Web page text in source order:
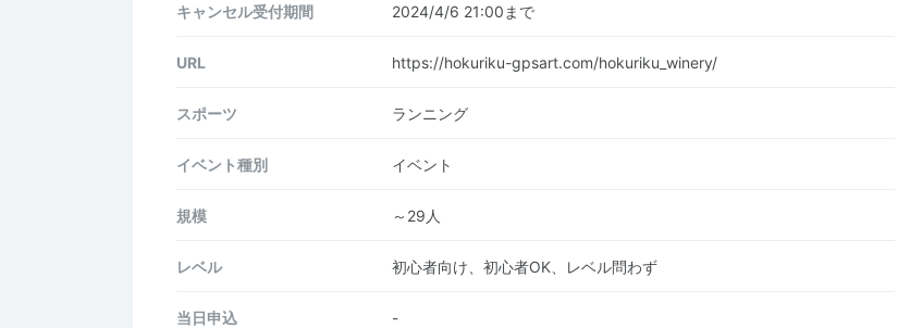
キャンセル受付期間 2024/4/6 21:00まで
URL https://hokuriku-gpsart.com/hokuriku_winery/
スポーツ ランニング
イベント種別 イベント
規模 ～29人
レベル 初心者向け、初心者OK、レベル問わず
当日申込 -